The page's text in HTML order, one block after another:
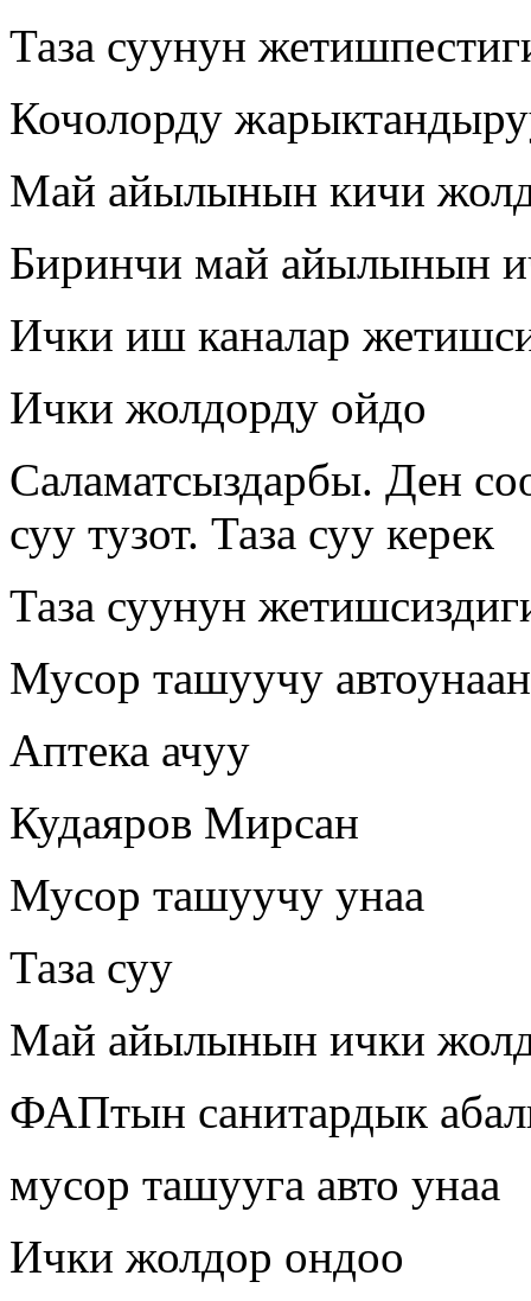
Таза суунун
Кочолорду
Май айылынын кичи
Биринчи май айылынын
Ички иш каналар
Ички жолдорду ойдо
Саламатсыздарбы. Ден
суу тузот. Таза суу керек
Таза суунун
Мусор ташуучу
Аптека ачуу
Кудаяров Мирсан
Мусор ташуучу унаа
Таза суу
Май айылынын ички
ФАПтын санитардык
мусор ташууга авто унаа
Ички жолдор ондоо